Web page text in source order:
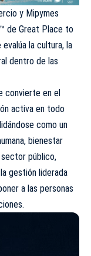
y Mipymes
de Great Place to
la cultura, la
dentro de las
convierte en el
activa en todo
como un
bienestar
público,
gestión liderada
a las personas